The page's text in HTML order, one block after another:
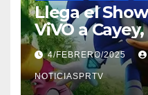
Llega el
ViVO a
Barceloneta
Relojes gratis
compre
4/FEBRERO/2025
NOTICIASPRTV